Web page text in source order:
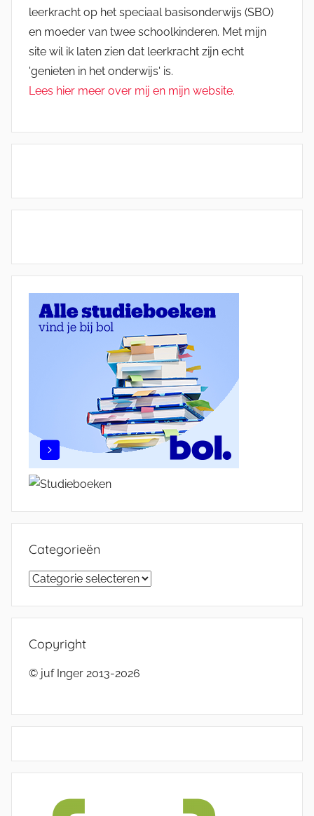
leerkracht op het speciaal basisonderwijs (SBO)
en moeder van twee schoolkinderen. Met mijn
site wil ik laten zien dat leerkracht zijn echt
'genieten in het onderwijs' is.
Lees hier meer over mij en mijn website.
Categorieën
Categorieën
Copyright
© juf Inger 2013-2026